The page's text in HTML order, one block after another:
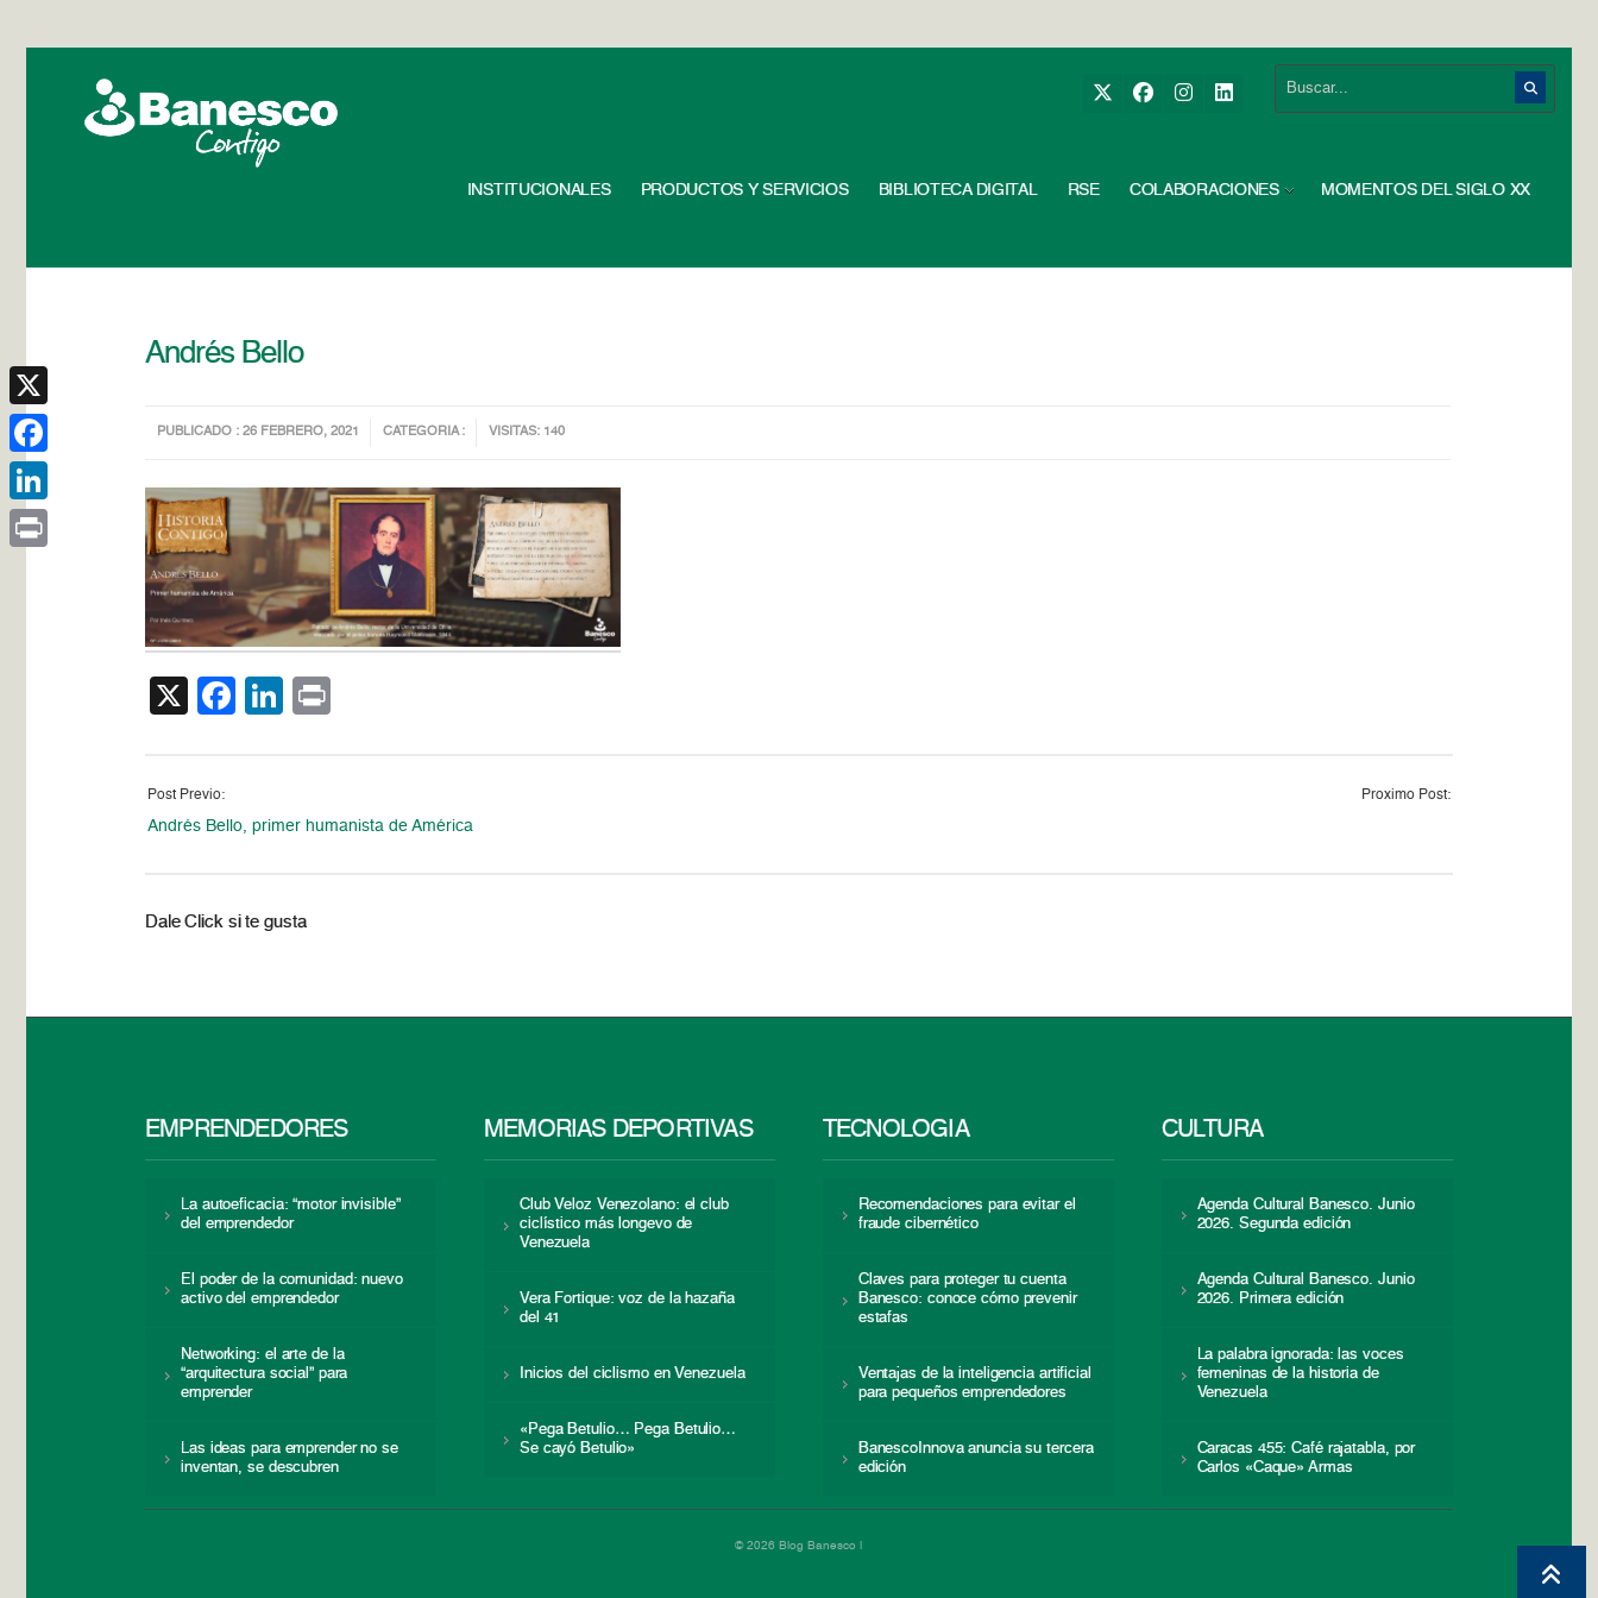
INSTITUCIONALES PRODUCTOS Y SERVICIOS BIBLIOTECA DIGITAL RSE COLABORACIONES MOMENTOS DEL SIGLO XX
Andrés Bello
PUBLICADO : 26 FEBRERO, 2021 CATEGORIA : VISITAS: 140
X Facebook
LinkedIn
Post Previo:
Andrés Bello, primer humanista de América
Proximo Post:
Dale Click si te gusta
EMPRENDEDORES
La autoeficacia: “motor invisible”
del emprendedor
El poder de la comunidad: nuevo
activo del emprendedor
Networking: el arte de la
“arquitectura social” para
emprender
Las ideas para emprender no se
inventan, se descubren
MEMORIAS DEPORTIVAS
Club Veloz Venezolano: el club
ciclístico más longevo de
Venezuela
Vera Fortique: voz de la hazaña
del 41
Inicios del ciclismo en Venezuela
«Pega Betulio… Pega Betulio…
Se cayó Betulio»
TECNOLOGÍA
Recomendaciones para evitar el
fraude cibernético
Claves para proteger tu cuenta
Banesco: conoce cómo prevenir
estafas
Ventajas de la inteligencia artificial
para pequeños emprendedores
BanescoInnova anuncia su tercera
edición
CULTURA
Agenda Cultural Banesco. Junio
2026. Segunda edición
Agenda Cultural Banesco. Junio
2026. Primera edición
La palabra ignorada: las voces
femeninas de la historia de
Venezuela
Caracas 455: Café rajatabla, por
Carlos «Caque» Armas
© 2026 Blog Banesco |
X
Facebook
LinkedIn